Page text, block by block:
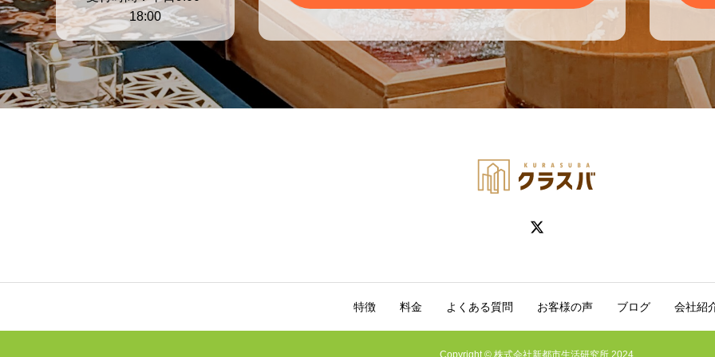
18:00
特徴 料金 よくある質問 お客様の声 ブログ 会社紹
Copyright © 株式会社新都市生活研究所 2024